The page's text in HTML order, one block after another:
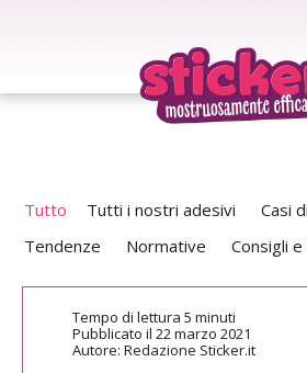
Tutto Tutti i nostri adesivi Casi
Tendenze
Normative Consigli
Tempo di lettura 5 minuti
Pubblicato il 22 marzo 2021
Autore: Redazione Sticker.it